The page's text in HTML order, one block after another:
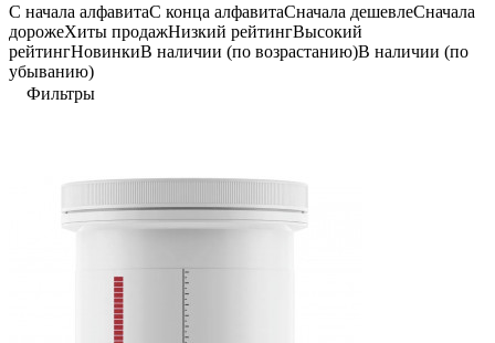
C начала алфавитаС конца алфавитаСначала дешевлеСначала
дорожеХиты продажНизкий рейтингВысокий
рейтингНовинкиВ наличии (по возрастанию)В наличии (по
убыванию)
Фильтры